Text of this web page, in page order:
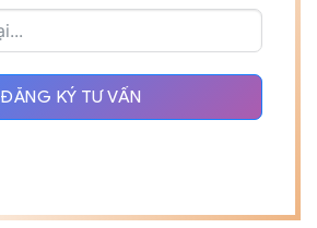
ĐĂNG KÝ TƯ VẤN